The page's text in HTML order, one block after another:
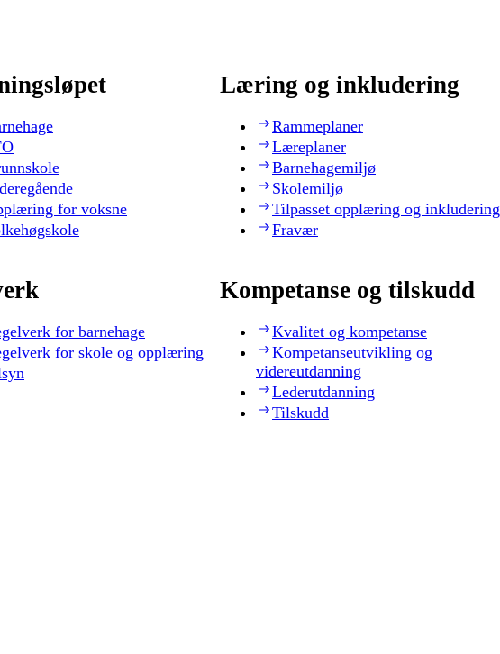
for voksne
Læring og inkludering
Rammeplaner
Læreplaner
Barnehagemiljø
Skolemiljø
Tilpasset opplæring og inkludering
Fravær
for barnehage
for skole og opplæring
Kompetanse og tilskudd
Kvalitet og kompetanse
Kompetanseutvikling og
videreutdanning
Lederutdanning
Tilskudd